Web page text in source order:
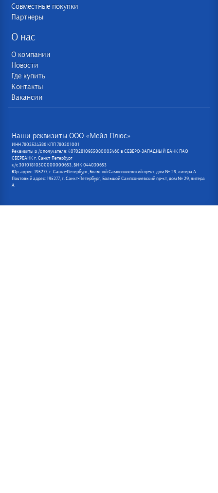
Совместные покупки
Партнеры
О нас
О компании
Новости
Где купить
Контакты
Вакансии
Наши реквизиты:ООО «Мейл Плюс»
ИНН 7802524386 КПП 780201001
Реквизиты р /с получателя: 40702810955080005460 в СЕВЕРО-ЗАПАДНЫЙ БАНК ПАО
СБЕРБАНК г. Санкт-Петербург
к/с 30101810500000000653, БИК 044030653
Юр. адрес: 195277, г. Санкт-Петербург, Большой Сампсониевский пр-кт, дом № 29, литера А
Почтовый адрес: 195277, г. Санкт-Петербург, Большой Сампсониевский пр-кт, дом № 29, литера
А